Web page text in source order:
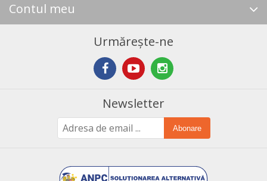
Contul meu
Urmărește-ne
Newsletter
Abonare